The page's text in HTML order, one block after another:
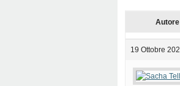
Autore
19 Ottobre